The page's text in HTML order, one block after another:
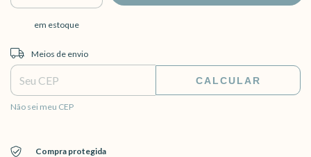
em estoque
Entregas para o CEP:
Meios de envio
CALCULAR
Não sei meu CEP
Compra protegida